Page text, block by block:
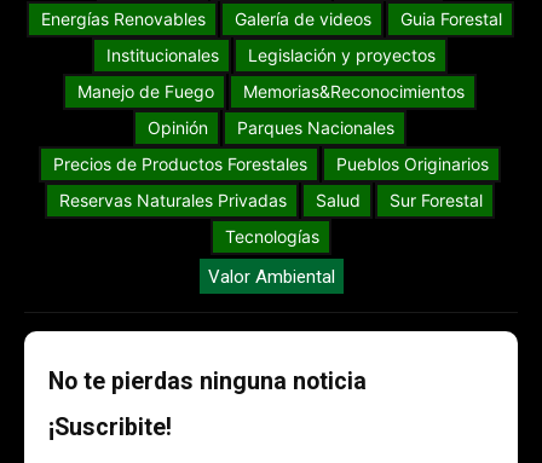
Energías Renovables
Galería de videos
Guia Forestal
Institucionales
Legislación y proyectos
Manejo de Fuego
Memorias&Reconocimientos
Opinión
Parques Nacionales
Precios de Productos Forestales
Pueblos Originarios
Reservas Naturales Privadas
Salud
Sur Forestal
Tecnologías
Valor Ambiental
No te pierdas ninguna noticia
¡Suscribite!